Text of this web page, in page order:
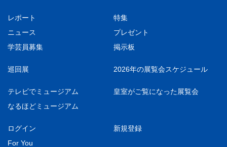
レポート
特集
ニュース
プレゼント
学芸員募集
掲示板
巡回展 2026年の展覧会スケジュール
テレビでミュージアム
皇室がご覧になった展覧会
なるほどミュージアム
ログイン
新規登録
For You